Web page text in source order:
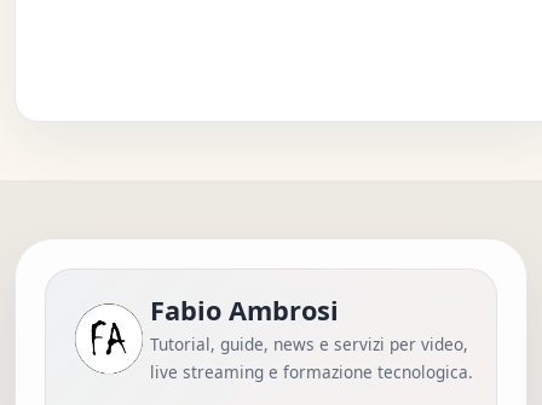
Fabio Ambrosi
Tutorial, guide, news e servizi per video,
live streaming e formazione tecnologica.